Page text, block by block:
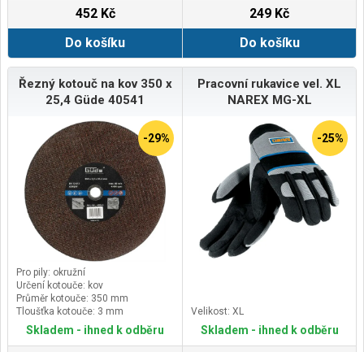
452 Kč
Do košíku
249 Kč
Do košíku
Řezný kotouč na kov 350 x
25,4 Güde 40541
-29%
Pro pily: okružní
Určení kotouče: kov
Průměr kotouče: 350 mm
Tloušťka kotouče: 3 mm
Skladem - ihned k odběru
Pracovní rukavice vel. XL
NAREX MG-XL
-25%
Velikost: XL
Skladem - ihned k odběru